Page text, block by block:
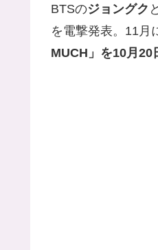
BTSのジョングク
を電撃発表。11月
MUCH」を10月20